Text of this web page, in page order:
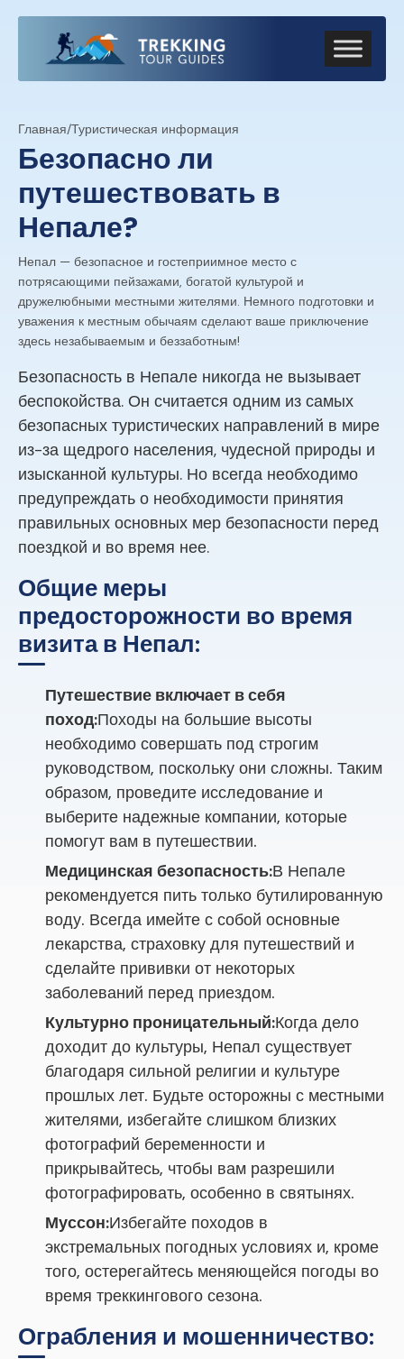
Главная/Туристическая информация
Безопасно ли
путешествовать в
Непале?
Непал — безопасное и гостеприимное место с
потрясающими пейзажами, богатой культурой и
дружелюбными местными жителями. Немного подготовки и
уважения к местным обычаям сделают ваше приключение
здесь незабываемым и беззаботным!
Безопасность в Непале никогда не вызывает
беспокойства. Он считается одним из самых
безопасных туристических направлений в мире
из-за щедрого населения, чудесной природы и
изысканной культуры. Но всегда необходимо
предупреждать о необходимости принятия
правильных основных мер безопасности перед
поездкой и во время нее.
Общие меры
предосторожности во время
визита в Непал:
Путешествие включает в себя
поход:Походы на большие высоты
необходимо совершать под строгим
руководством, поскольку они сложны. Таким
образом, проведите исследование и
выберите надежные компании, которые
помогут вам в путешествии.
Медицинская безопасность:В Непале
рекомендуется пить только бутилированную
воду. Всегда имейте с собой основные
лекарства, страховку для путешествий и
сделайте прививки от некоторых
заболеваний перед приездом.
Культурно проницательный:Когда дело
доходит до культуры, Непал существует
благодаря сильной религии и культуре
прошлых лет. Будьте осторожны с местными
жителями, избегайте слишком близких
фотографий беременности и
прикрывайтесь, чтобы вам разрешили
фотографировать, особенно в святынях.
Муссон:Избегайте походов в
экстремальных погодных условиях и, кроме
того, остерегайтесь меняющейся погоды во
время треккингового сезона.
Ограбления и мошенничество: